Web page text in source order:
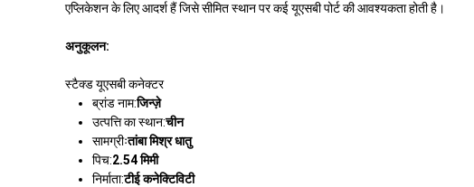
एप्लिकेशन के लिए आदर्श हैं जिसे सीमित स्थान पर कई यूएसबी पोर्ट की आवश्यकता होती है।
अनुकूलन:
स्टैक्ड यूएसबी कनेक्टर
ब्रांड नाम:जिन्ज़े
उत्पत्ति का स्थान:चीन
सामग्रीःतांबा मिश्र धातु
पिच:2.54 मिमी
निर्माता:टीई कनेक्टिविटी